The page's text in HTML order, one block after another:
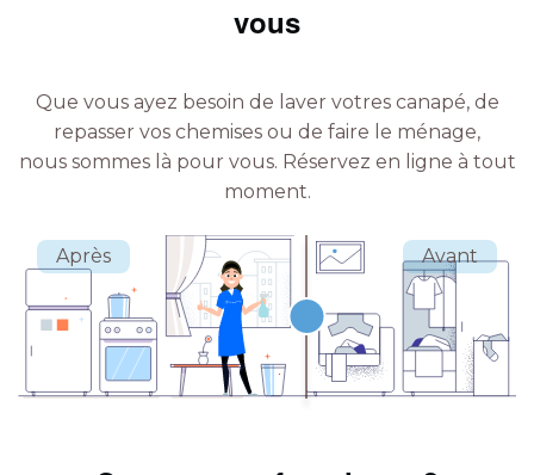
vous
Que vous ayez besoin de laver votres canapé, de
repasser vos chemises ou de faire le ménage,
nous sommes là pour vous. Réservez en ligne à tout
moment.